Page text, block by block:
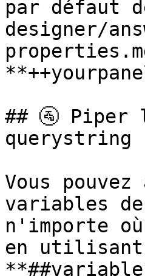
par défaut
designer/
## 🚰 Piper
querystring
Vous
variables
n'importe
en